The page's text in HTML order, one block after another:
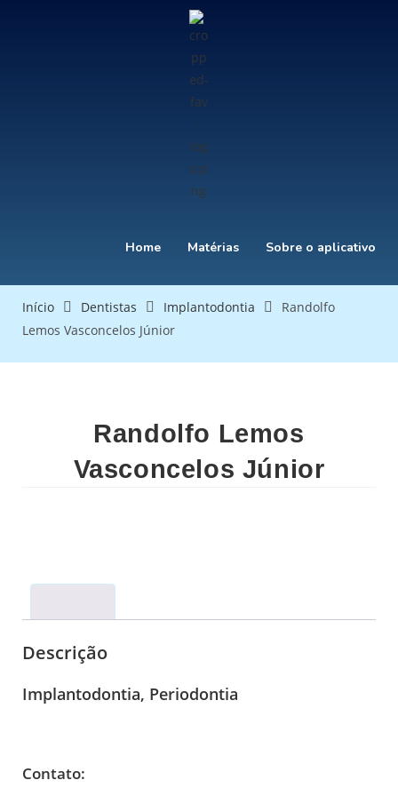
Home Matérias Sobre o aplicativo
Início Dentistas Implantodontia
Randolfo
Lemos Vasconcelos Júnior
Randolfo Lemos
Vasconcelos Júnior
Descrição
Implantodontia, Periodontia
Contato: